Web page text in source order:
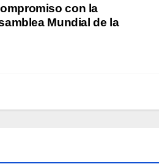
con la
Mundial de la